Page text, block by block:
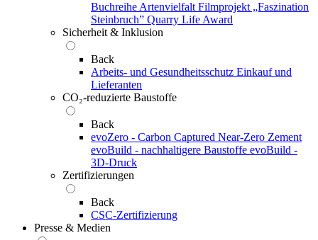
Buchreihe Artenvielfalt Filmprojekt „Faszination
Steinbruch” Quarry Life Award
Sicherheit & Inklusion
Back
Arbeits- und Gesundheitsschutz Einkauf und
Lieferanten
CO₂-reduzierte Baustoffe
Back
evoZero - Carbon Captured Near-Zero Zement
evoBuild - nachhaltigere Baustoffe evoBuild -
3D-Druck
Zertifizierungen
Back
CSC-Zertifizierung
Presse & Medien